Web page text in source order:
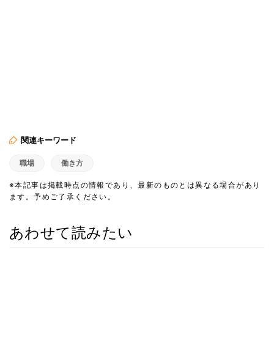
関連キーワード
職場 働き方
※本記事は掲載時点の情報であり、最新のものとは異なる場合があり
ます。予めご了承ください。
あわせて読みたい